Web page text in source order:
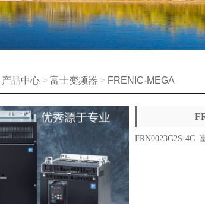
产品中心> 富士变频器 > FRENIC-MEGA
FRN0023G2S-4C